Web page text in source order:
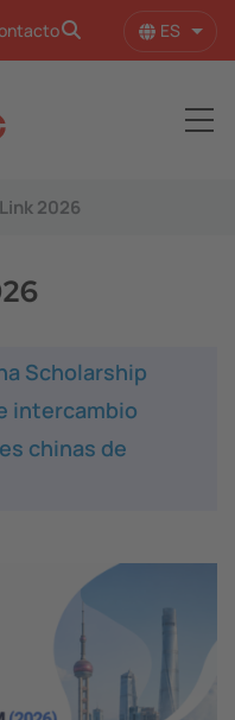
ES
2026
Scholarship
intercambio
chinas de